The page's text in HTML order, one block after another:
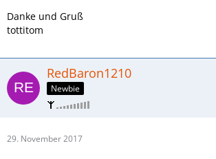
Danke und Gruß
tottitom
RedBaron1210
Newbie
29. November 2017